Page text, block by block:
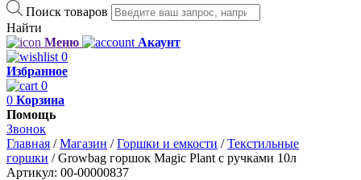
Поиск товаров
Найти
Меню
Акаунт
0
Избранное
0
0 Корзина
Помощь
Звонок
Главная /Магазин /Горшки и емкости /Текстильные
горшки /Growbag горшок Magic Plant с ручками 10л
Артикул: 00-00000837